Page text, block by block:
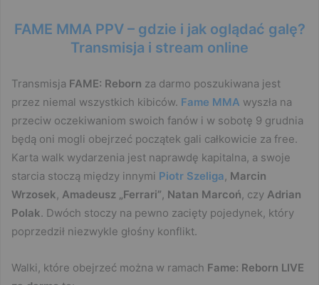
FAME MMA PPV – gdzie i jak oglądać galę?
Transmisja i stream online
Transmisja FAME: Reborn za darmo poszukiwana jest
przez niemal wszystkich kibiców. Fame MMA wyszła na
przeciw oczekiwaniom swoich fanów i w sobotę 9 grudnia
będą oni mogli obejrzeć początek gali całkowicie za free.
Karta walk wydarzenia jest naprawdę kapitalna, a swoje
starcia stoczą między innymi Piotr Szeliga, Marcin
Wrzosek, Amadeusz „Ferrari”, Natan Marcoń, czy Adrian
Polak. Dwóch stoczy na pewno zacięty pojedynek, który
poprzedził niezwykle głośny konflikt.
Walki, które obejrzeć można w ramach Fame: Reborn LIVE